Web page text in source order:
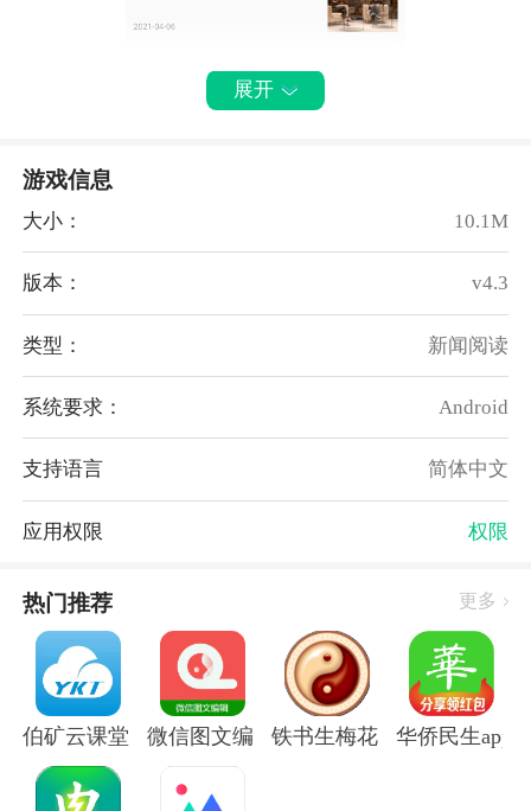
华丽志安卓版功能
喜欢旅行的话可以在此发现旅行攻略，可以为你提供旅
行目的地的参考。
对于时尚服饰、妆容等资讯可以在线阅读，可以从阅读
之中掌握有价值的信息。
在线可以对全球奢侈品最新信息进行了解，有新品的话
即可及时知道。
食之旅添加菜单。
对艺术感兴趣的人可以在线欣赏艺术作品，能够借此不
断提升自身艺术情操。
软件优势
户可以分享任意的资讯给好友。
展开
游戏信息
大小： 10.1M
版本： v4.3
类型： 新闻阅读
系统要求： Android
支持语言 简体中文
应用权限 权限
热门推荐 更多
伯矿云课堂手机版微信图文编辑大师软件
铁书生梅花app华侨民生app